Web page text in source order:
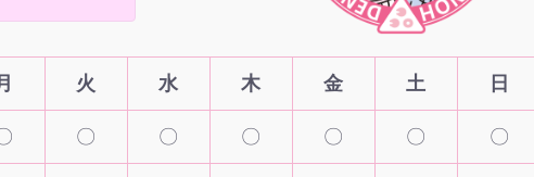
火 水 木 金 土 日
〇 〇 〇 〇 〇 〇